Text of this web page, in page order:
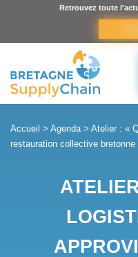
Retrouvez toute
Accueil > Agenda > Atelier : «
restauration collective
Panneau de gestion des